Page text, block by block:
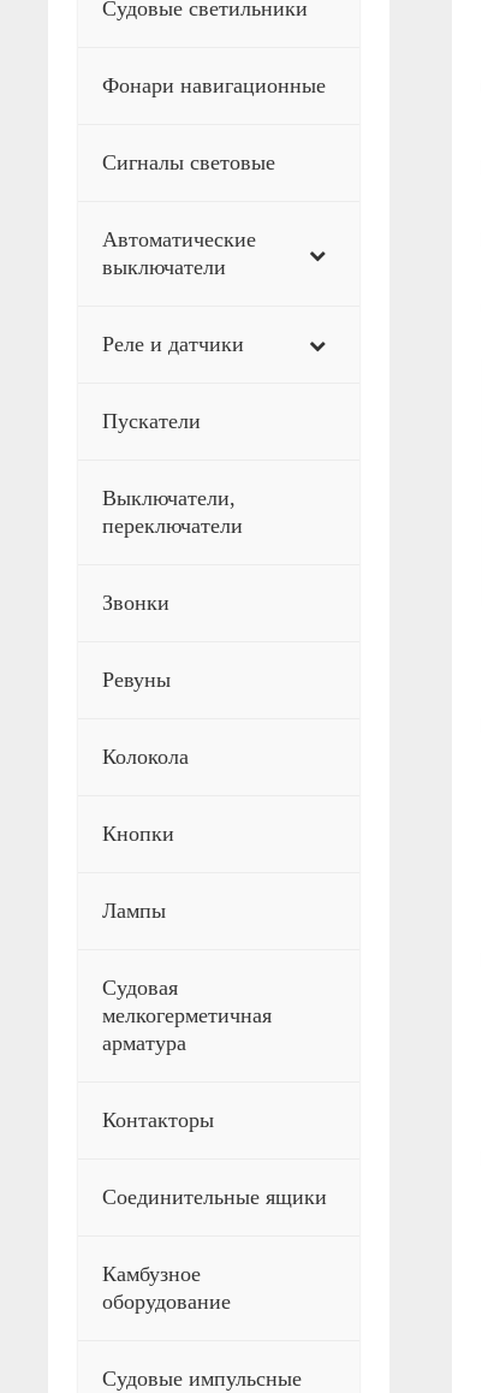
Судовые светильники
Фонари навигационные
Сигналы световые
Автоматические
выключатели
Реле и датчики
Пускатели
Выключатели,
переключатели
Звонки
Ревуны
Колокола
Кнопки
Лампы
Судовая
мелкогерметичная
арматура
Контакторы
Соединительные ящики
Камбузное
оборудование
Судовые импульсные